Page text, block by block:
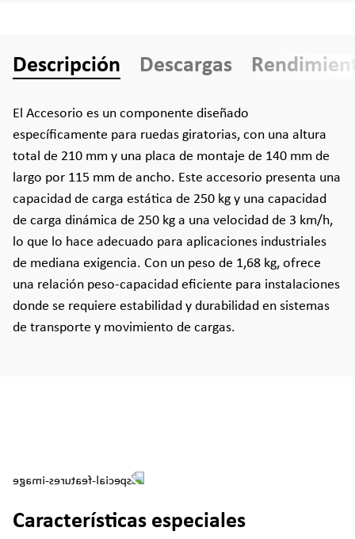
Descripción Descargas
El Accesorio es un componente diseñado
específicamente para ruedas giratorias, con una altura
total de 210 mm y una placa de montaje de 140 mm de
largo por 115 mm de ancho. Este accesorio presenta una
capacidad de carga estática de 250 kg y una capacidad
de carga dinámica de 250 kg a una velocidad de 3 km/h,
lo que lo hace adecuado para aplicaciones industriales
de mediana exigencia. Con un peso de 1,68 kg, ofrece
una relación peso-capacidad eficiente para instalaciones
donde se requiere estabilidad y durabilidad en sistemas
de transporte y movimiento de cargas.
Características especiales